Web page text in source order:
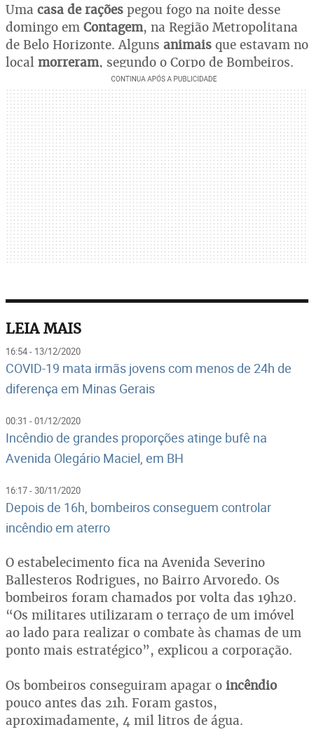
Uma casa de rações pegou fogo na noite desse
domingo em Contagem, na Região Metropolitana
de Belo Horizonte. Alguns animais que estavam no
local morreram, segundo o Corpo de Bombeiros.
LEIA MAIS
16:54 - 13/12/2020
COVID-19 mata irmãs jovens com menos de 24h de
diferença em Minas Gerais
00:31 - 01/12/2020
Incêndio de grandes proporções atinge bufê na
Avenida Olegário Maciel, em BH
16:17 - 30/11/2020
Depois de 16h, bombeiros conseguem controlar
incêndio em aterro
O estabelecimento fica na Avenida Severino
Ballesteros Rodrigues, no Bairro Arvoredo. Os
bombeiros foram chamados por volta das 19h20.
“Os militares utilizaram o terraço de um imóvel
ao lado para realizar o combate às chamas de um
ponto mais estratégico”, explicou a corporação.
Os bombeiros conseguiram apagar o incêndio
pouco antes das 21h. Foram gastos,
aproximadamente, 4 mil litros de água.